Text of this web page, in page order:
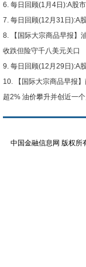
每日回顾(1月4日):A股
每日回顾(12月31日):A
【国际大宗商品早报】
收跌但险守千八美元关口
每日回顾(12月29日):A
【国际大宗商品早报
超2% 油价攀升并创近一
中国金融信息网 版权所